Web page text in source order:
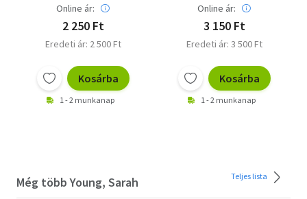
Online ár:
2 250 Ft
Eredeti ár: 2 500 Ft
Kosárba
1 - 2 munkanap
Online ár:
3 150 Ft
Eredeti ár: 3 500 Ft
Kosárba
1 - 2 munkanap
Még több Young, Sarah Teljes lista